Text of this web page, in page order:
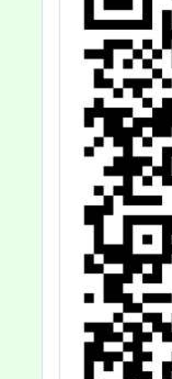
勵符
之教
參加
假